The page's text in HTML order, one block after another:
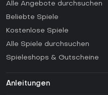
Alle Angebote durchsuchen
Beliebte Spiele
Kostenlose Spiele
Alle Spiele durchsuchen
Spieleshops & Gutscheine
Anleitungen